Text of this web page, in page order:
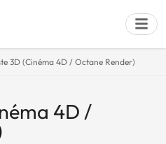
3D (Cinéma 4D / Octane Render)
4D /